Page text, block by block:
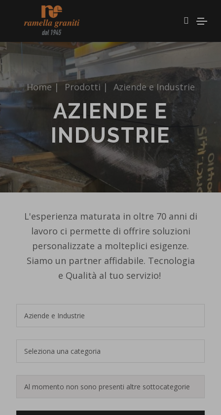
Home | Prodotti | Aziende e Industrie
AZIENDE E
INDUSTRIE
L'esperienza maturata in oltre 70 anni di
lavoro ci permette di offrire soluzioni
personalizzate a molteplici esigenze.
Siamo un partner affidabile. Tecnologia
e Qualità al tuo servizio!